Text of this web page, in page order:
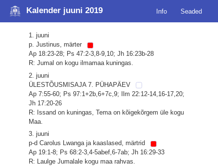
Kalender juuni 2019 Info Seaded
1. juuni
p. Justinus, märter
Ap 18:23-28; Ps 47:2-3,8-9,10; Jh 16:23b-28
R: Jumal on kogu ilmamaa kuningas.
2. juuni
ÜLESTÕUSMISAJA 7. PÜHAPÄEV
Ap 7:55-60; Ps 97:1+2b,6+7c,9; Ilm 22:12-14,16-17,20;
Jh 17:20-26
R: Issand on kuningas, Tema on kõigekõrgem üle kogu
Maa.
3. juuni
p-d Carolus Lwanga ja kaaslased, märtrid
Ap 19:1-8; Ps 68:2-3,4-5abef,6-7ab; Jh 16:29-33
R: Laulge Jumalale kogu maa rahvas.